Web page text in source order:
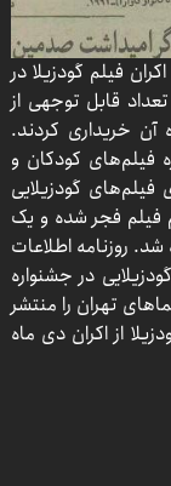
فیلم گودزیلا در
قابل توجهی از
آن خریداری کردند.
فیلم‌های کودکان و
شد. ۱۶ فیلم از سری فیلم‌های گودزیلایی
فیلم فجر شده و یک
روزنامه اطلاعات
گودزیلایی در جشنواره
تهران را منتشر
از اکران دی ماه